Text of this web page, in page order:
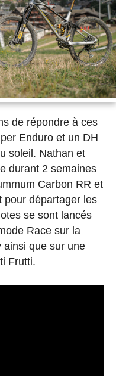
de répondre à ces
Enduro et un DH
soleil. Nathan et
durant 2 semaines
Carbon RR et
pour départager les
se sont lancés
Race sur la
ainsi que sur une
Frutti.